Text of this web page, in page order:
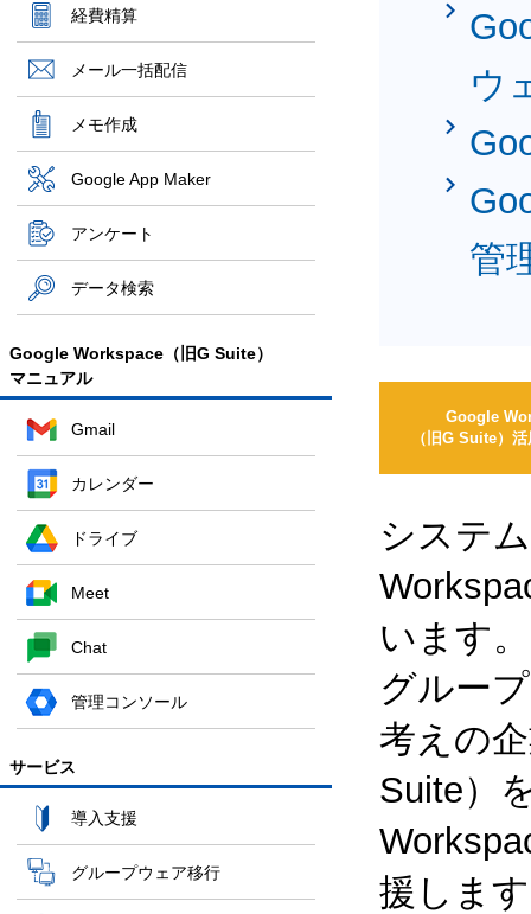
経費精算
メール一括配信
メモ作成
Google App Maker
アンケート
データ検索
Google Workspace（旧G Suite）
マニュアル
Gmail
カレンダー
ドライブ
Meet
Chat
管理コンソール
サービス
導入支援
グループウェア移行
ウ
管
Google
（旧G Suite）
システ
います。
グルー
考えの
Suite）
援しま